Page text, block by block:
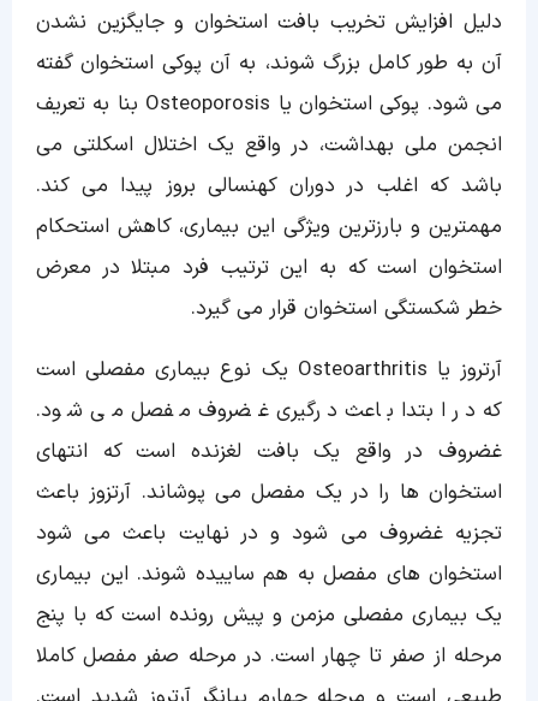
دلیل افزایش تخریب بافت استخوان و جایگزین نشدن
آن به طور کامل بزرگ شوند، به آن پوکی استخوان گفته
می شود. پوکی استخوان یا Osteoporosis بنا به تعریف
انجمن ملی بهداشت، در واقع یک اختلال اسکلتی می
باشد که اغلب در دوران کهنسالی بروز پیدا می کند.
مهمترین و بارزترین ویژگی این بیماری، کاهش استحکام
استخوان است که به این ترتیب فرد مبتلا در معرض
خطر شکستگی استخوان قرار می گیرد.
آرتروز یا Osteoarthritis یک نوع بیماری مفصلی است
که در ابتدا باعث درگیری غضروف مفصل می شود.
غضروف در واقع یک بافت لغزنده است که انتهای
استخوان ها را در یک مفصل می پوشاند. آرتزوز باعث
تجزیه غضروف می شود و در نهایت باعث می شود
استخوان های مفصل به هم ساییده شوند. این بیماری
یک بیماری مفصلی مزمن و پیش رونده است که با پنج
مرحله از صفر تا چهار است. در مرحله صفر مفصل کاملا